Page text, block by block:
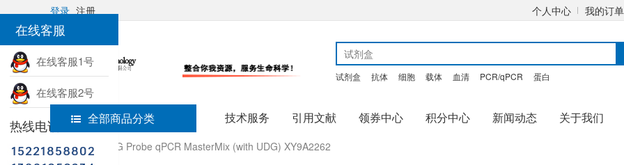
在线客服
在线客服1号
在线客服2号
热线电话
登录 注册 个人中心 我的订单
试剂盒 抗体 细胞 载体 血清 PCR/qPCR 蛋白
全部商品分类 技术服务 引用文献 领券中心 积分中心 新闻动态 关于我们
首页 RAPA3G Probe qPCR MasterMix (with UDG) XY9A2262